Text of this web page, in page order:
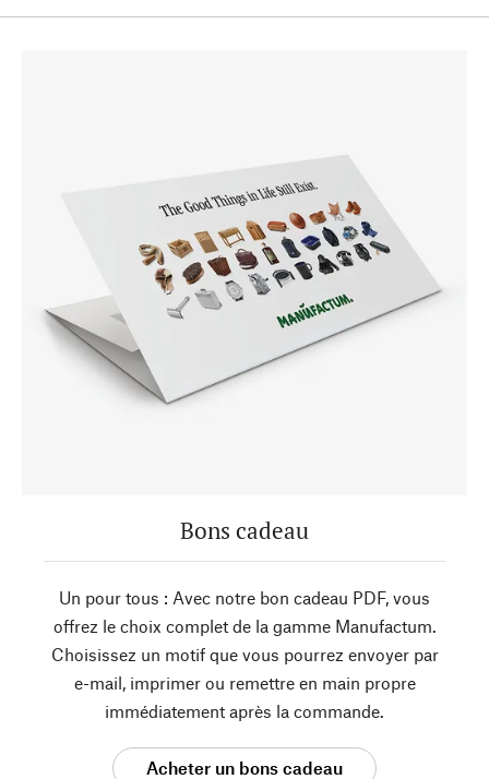
Bons cadeau
Un pour tous : Avec notre bon cadeau PDF, vous
offrez le choix complet de la gamme Manufactum.
Choisissez un motif que vous pourrez envoyer par
e-mail, imprimer ou remettre en main propre
immédiatement après la commande.
Acheter un bons cadeau